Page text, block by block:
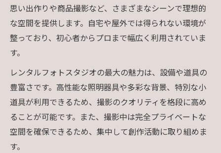
思い出作りや商品撮影など、さまざまなシーンで理想的
な空間を提供します。自宅や屋外では得られない環境が
整っており、初心者からプロまで幅広く利用されていま
す。
レンタルフォトスタジオの最大の魅力は、設備や道具の
豊富さです。高性能な照明器具や多彩な背景、特別な小
道具が利用できるため、撮影のクオリティを格段に高め
ることが可能です。また、撮影中は完全プライベートな
空間を確保できるため、集中して創作活動に取り組めま
す。